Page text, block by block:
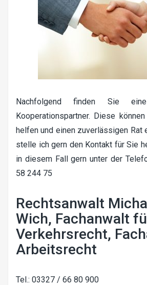
Nachfolgend finden Sie
Kooperationspartner. Diese
helfen und einen zuverlässigen Rat
stelle ich gern den Kontakt für Sie
in diesem Fall gern unter der
58 244 75
Rechtsanwalt
Wich, Fachanwalt
Verkehrsrecht,
Arbeitsrecht
Tel.: 03327 / 66 80 900